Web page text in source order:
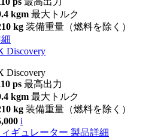
kgm 最大トルク
kg 装備重量（燃料を除く）
Discovery
Discovery
ps 最高出力
kgm 最大トルク
kg 装備重量（燃料を除く）
i
ギュレーター 製品詳細